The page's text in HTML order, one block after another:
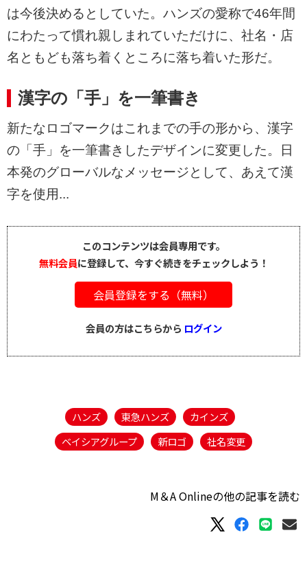
は今後決めるとしていた。ハンズの愛称で46年間
にわたって慣れ親しまれていただけに、社名・店
名ともども落ち着くところに落ち着いた形だ。
漢字の「手」を一筆書き
新たなロゴマークはこれまでの手の形から、漢字
の「手」を一筆書きしたデザインに変更した。日
本発のグローバルなメッセージとして、あえて漢
字を使用...
このコンテンツは会員専用です。
無料会員に登録して、今すぐ続きをチェックしよう！
会員登録をする（無料）
会員の方はこちらから ログイン
ハンズ 東急ハンズ
カインズ
ベイシアグループ
新ロゴ 社名変更
M＆A Onlineの他の記事を読む